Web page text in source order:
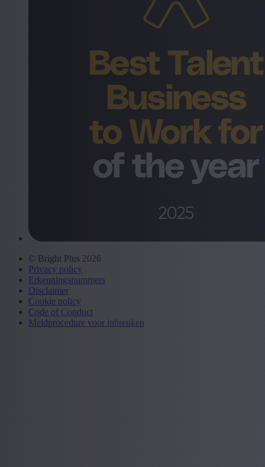
© Bright Plus 2026
Privacy policy
Erkenningsnummers
Disclaimer
Cookie policy
Code of Conduct
Meldprocedure voor inbreuken